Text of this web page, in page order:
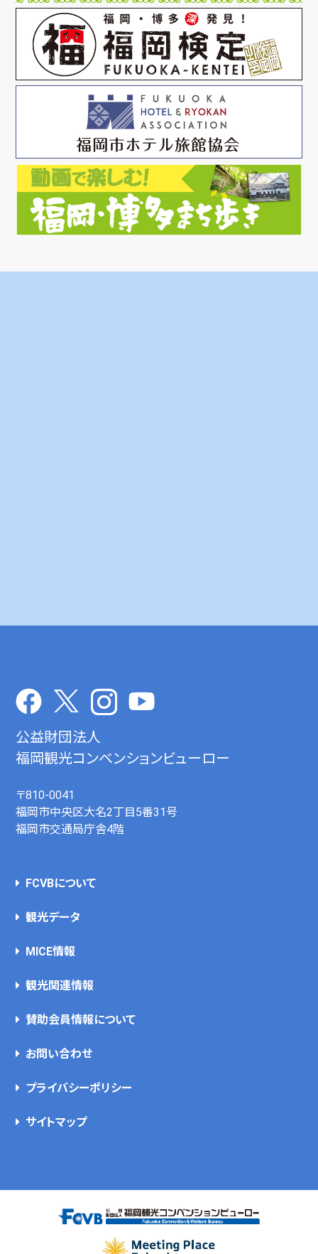
公益財団法人
福岡観光コンベンションビューロー
〒810-0041
福岡市中央区大名2丁目5番31号
福岡市交通局庁舎4階
FCVBについて
観光データ
MICE情報
観光関連情報
賛助会員情報について
お問い合わせ
プライバシーポリシー
サイトマップ